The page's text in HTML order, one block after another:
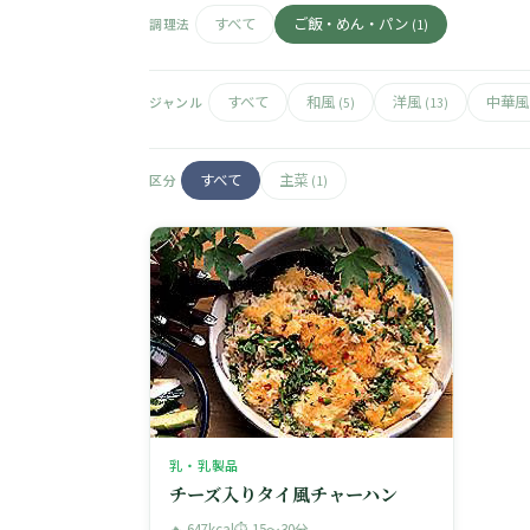
調理法 すべて ご飯・めん・パン (1)
ジャンル すべて 和風 (5) 洋風 (13) 中華風
区分 すべて 主菜 (1)
乳・乳製品
チーズ入りタイ風チャーハン